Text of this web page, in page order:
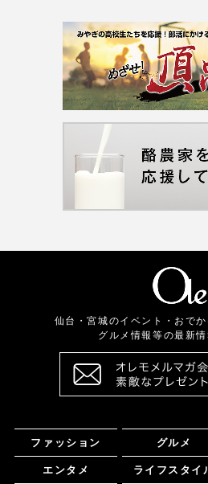
仙台・宮城のイベント・おで
グルメ情報等の最新情
ファッション グルメ
エンタメ ライフスタイ